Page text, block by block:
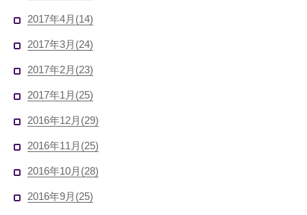
2017年4月(14)
2017年3月(24)
2017年2月(23)
2017年1月(25)
2016年12月(29)
2016年11月(25)
2016年10月(28)
2016年9月(25)